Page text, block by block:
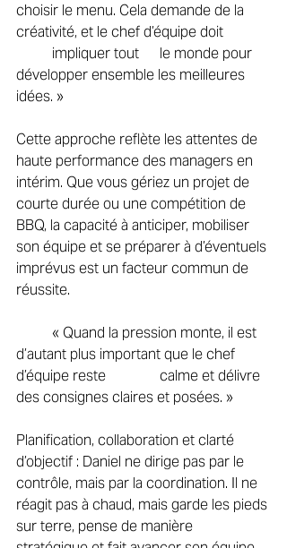
choisir le menu. Cela demande de la
créativité, et le chef d’équipe doit
développer ensemble les meilleures
idées. »
Cette approche reflète les attentes de
haute performance des managers en
intérim. Que vous gériez un projet de
courte durée ou une compétition de
BBQ, la capacité à anticiper, mobiliser
son équipe et se préparer à d’éventuels
imprévus est un facteur commun de
réussite.
d’autant plus important que le chef
d’équipe reste 		calme et délivre
des consignes claires et posées. »
Planification, collaboration et clarté
d’objectif : Daniel ne dirige pas par le
contrôle, mais par la coordination. Il ne
réagit pas à chaud, mais garde les pieds
sur terre, pense de manière